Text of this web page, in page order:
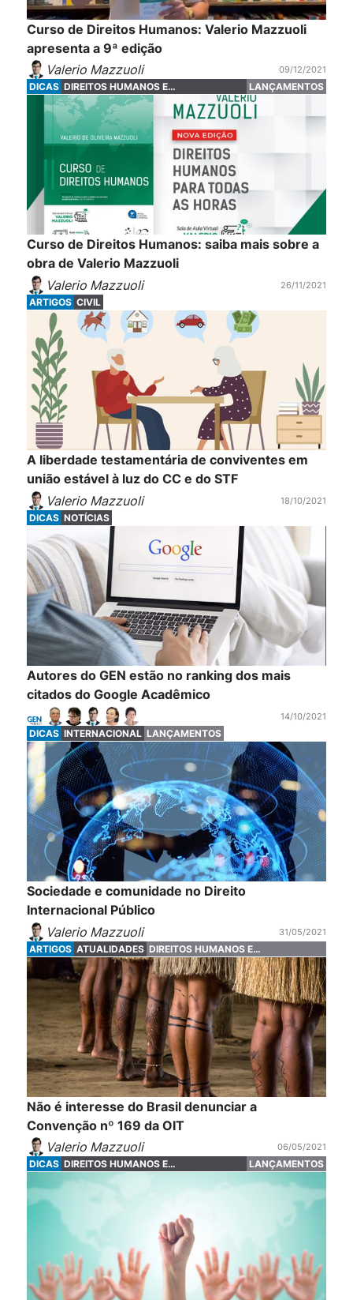
Curso de Direitos Humanos: Valerio Mazzuoli
apresenta a 9ª edição
Valerio Mazzuoli
09/12/2021
DICAS DIREITOS HUMANOS E
FUNDAMENTAIS
LANÇAMENTOS
Curso de Direitos Humanos: saiba mais sobre a
obra de Valerio Mazzuoli
Valerio Mazzuoli
26/11/2021
ARTIGOS CIVIL
A liberdade testamentária de conviventes em
união estável à luz do CC e do STF
Valerio Mazzuoli
18/10/2021
DICAS NOTÍCIAS
Autores do GEN estão no ranking dos mais
citados do Google Acadêmico
14/10/2021
DICAS INTERNACIONAL LANÇAMENTOS
Sociedade e comunidade no Direito
Internacional Público
Valerio Mazzuoli
31/05/2021
ARTIGOS ATUALIDADES DIREITOS HUMANOS E
FUNDAMENTAIS
Não é interesse do Brasil denunciar a
Convenção nº 169 da OIT
Valerio Mazzuoli
06/05/2021
DICAS DIREITOS HUMANOS E
FUNDAMENTAIS
LANÇAMENTOS